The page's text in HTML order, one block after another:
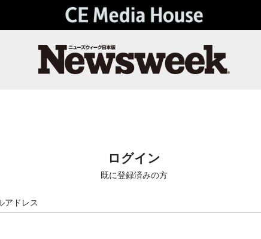
ログイン
既に登録済みの方
アドレス